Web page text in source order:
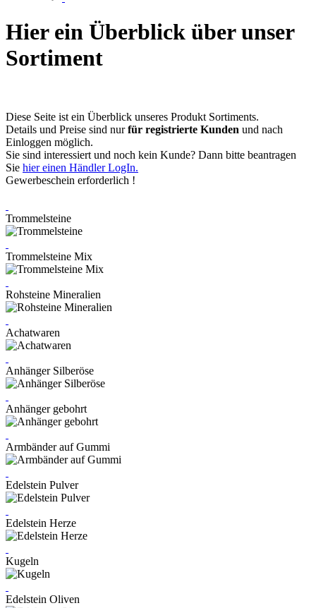
Hier ein Überblick über unser
Sortiment
Diese Seite ist ein Überblick unseres Produkt Sortiments.
Details und Preise sind nurfür registrierte Kunden und nach
Einloggen möglich.
Sie sind interessiert und noch kein Kunde? Dann bitte beantragen
Sie hier einen Händler LogIn.
Gewerbeschein erforderlich !
Trommelsteine
Trommelsteine Mix
Rohsteine Mineralien
Achatwaren
Anhänger Silberöse
Anhänger gebohrt
Armbänder auf Gummi
Edelstein Pulver
Edelstein Herze
Kugeln
Edelstein Oliven